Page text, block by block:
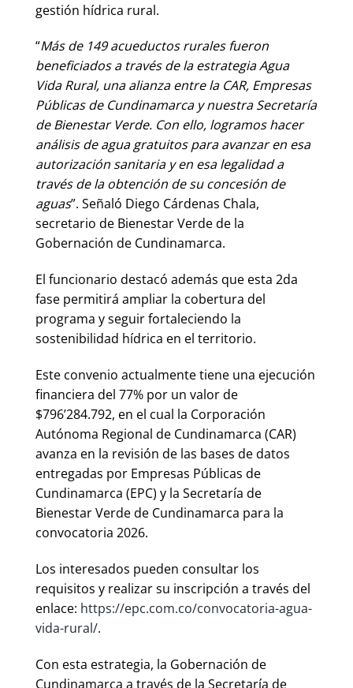
gestión hídrica rural.
“Más de 149 acueductos rurales fueron
beneficiados a través de la estrategia Agua
Vida Rural, una alianza entre la CAR, Empresas
Públicas de Cundinamarca y nuestra Secretaría
de Bienestar Verde. Con ello, logramos hacer
análisis de agua gratuitos para avanzar en esa
autorización sanitaria y en esa legalidad a
través de la obtención de su concesión de
aguas”. Señaló Diego Cárdenas Chala,
secretario de Bienestar Verde de la
Gobernación de Cundinamarca.
El funcionario destacó además que esta 2da
fase permitirá ampliar la cobertura del
programa y seguir fortaleciendo la
sostenibilidad hídrica en el territorio.
Este convenio actualmente tiene una ejecución
financiera del 77% por un valor de
$796’284.792, en el cual la Corporación
Autónoma Regional de Cundinamarca (CAR)
avanza en la revisión de las bases de datos
entregadas por Empresas Públicas de
Cundinamarca (EPC) y la Secretaría de
Bienestar Verde de Cundinamarca para la
convocatoria 2026.
Los interesados pueden consultar los
requisitos y realizar su inscripción a través del
enlace: https://epc.com.co/convocatoria-agua-
vida-rural/.
Con esta estrategia, la Gobernación de
Cundinamarca a través de la Secretaría de